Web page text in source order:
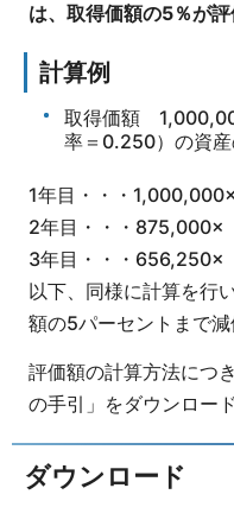
は、取得価額の5％が評
計算例
取得価額
率＝0.250）の資産
1年目・・・
2年目・・・
3年目・・・656,250×
以下、同様に計算を行
額の5パーセントまで減
評価額の計算方法につ
の手引」をダウンロー
ダウンロード